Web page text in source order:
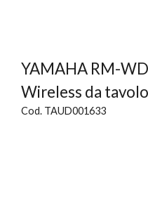
YAMAHA RM-
Wireless da
Cod. TAUD001633